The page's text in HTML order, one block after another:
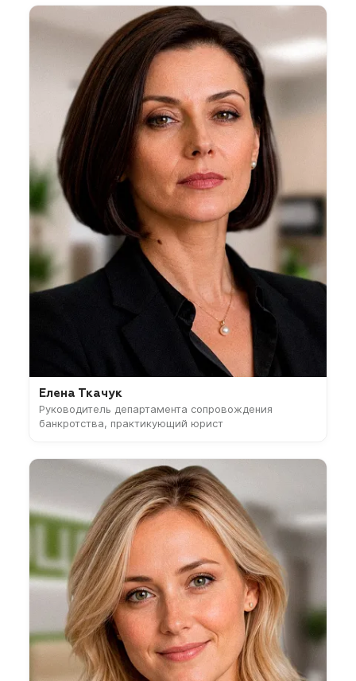
Елена Ткачук
Руководитель департамента сопровождения
банкротства, практикующий юрист